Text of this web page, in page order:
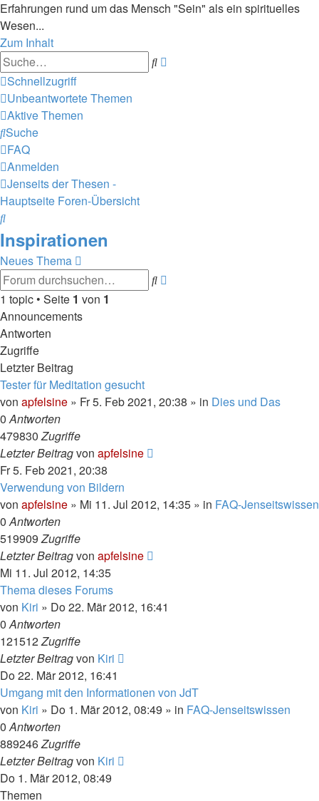
Erfahrungen rund um das Mensch "Sein" als ein spirituelles
Wesen...
Zum Inhalt
Suche
Schnellzugriff
Unbeantwortete Themen
Aktive Themen
Suche
FAQ
Anmelden
Jenseits der Thesen -
Hauptseite Foren-Übersicht
Suche
Inspirationen
Neues Thema
Suche
1 topic • Seite 1 von 1
Announcements
Antworten
Zugriffe
Letzter Beitrag
Tester für Meditation gesucht
von apfelsine » Fr 5. Feb 2021, 20:38 » in Dies und Das
0Antworten
479830Zugriffe
Letzter Beitragvon apfelsine
Fr 5. Feb 2021, 20:38
Verwendung von Bildern
von apfelsine » Mi 11. Jul 2012, 14:35 » in FAQ-Jenseitswissen
0Antworten
519909Zugriffe
Letzter Beitragvon apfelsine
Mi 11. Jul 2012, 14:35
Thema dieses Forums
von Kiri » Do 22. Mär 2012, 16:41
0Antworten
121512Zugriffe
Letzter Beitragvon Kiri
Do 22. Mär 2012, 16:41
Umgang mit den Informationen von JdT
von Kiri » Do 1. Mär 2012, 08:49 » in FAQ-Jenseitswissen
0Antworten
889246Zugriffe
Letzter Beitragvon Kiri
Do 1. Mär 2012, 08:49
Themen